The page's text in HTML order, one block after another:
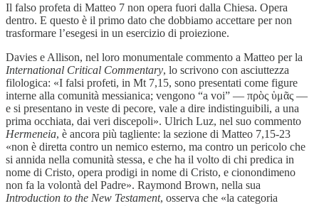
Il falso profeta di Matteo 7 non opera fuori dalla Chiesa. Opera
dentro. E questo è il primo dato che dobbiamo accettare per non
trasformare l’esegesi in un esercizio di proiezione.
Davies e Allison, nel loro monumentale commento a Matteo per la
International Critical Commentary, lo scrivono con asciuttezza
filologica: «I falsi profeti, in Mt 7,15, sono presentati come figure
interne alla comunità messianica; vengono “a voi” — πρὸς ὑμᾶς —
e si presentano in veste di pecore, vale a dire indistinguibili, a una
prima occhiata, dai veri discepoli». Ulrich Luz, nel suo commento
Hermeneia, è ancora più tagliente: la sezione di Matteo 7,15-23
«non è diretta contro un nemico esterno, ma contro un pericolo che
si annida nella comunità stessa, e che ha il volto di chi predica in
nome di Cristo, opera prodigi in nome di Cristo, e cionondimeno
non fa la volontà del Padre». Raymond Brown, nella sua
Introduction to the New Testament, osserva che «la categoria